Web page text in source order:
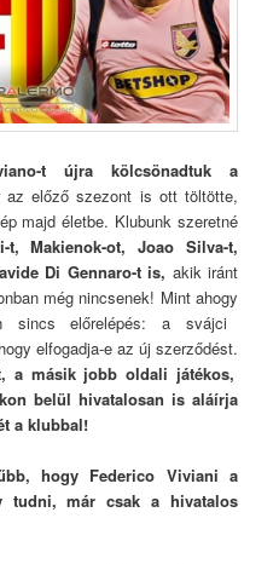
t újra kölcsönadtuk a
az előző szezont is ott töltötte,
majd életbe. Klubunk szeretné
Makienok-ot, Joao Silva-t,
Di Gennaro-t is, akik iránt
még nincsenek! Mint ahogy
sincs előrelépés: a svájci
elfogadja-e az új szerződést.
a másik jobb oldali játékos,
belül hivatalosan is aláírja
a klubbal!
hogy Federico Viviani a
tudni, már csak a hivatalos